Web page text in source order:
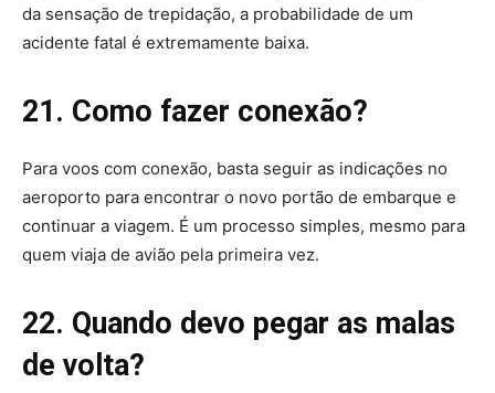
da sensação de trepidação, a probabilidade de um
acidente fatal é extremamente baixa.
21. Como fazer conexão?
Para voos com conexão, basta seguir as indicações no
aeroporto para encontrar o novo portão de embarque e
continuar a viagem. É um processo simples, mesmo para
quem viaja de avião pela primeira vez.
22. Quando devo pegar as malas
de volta?